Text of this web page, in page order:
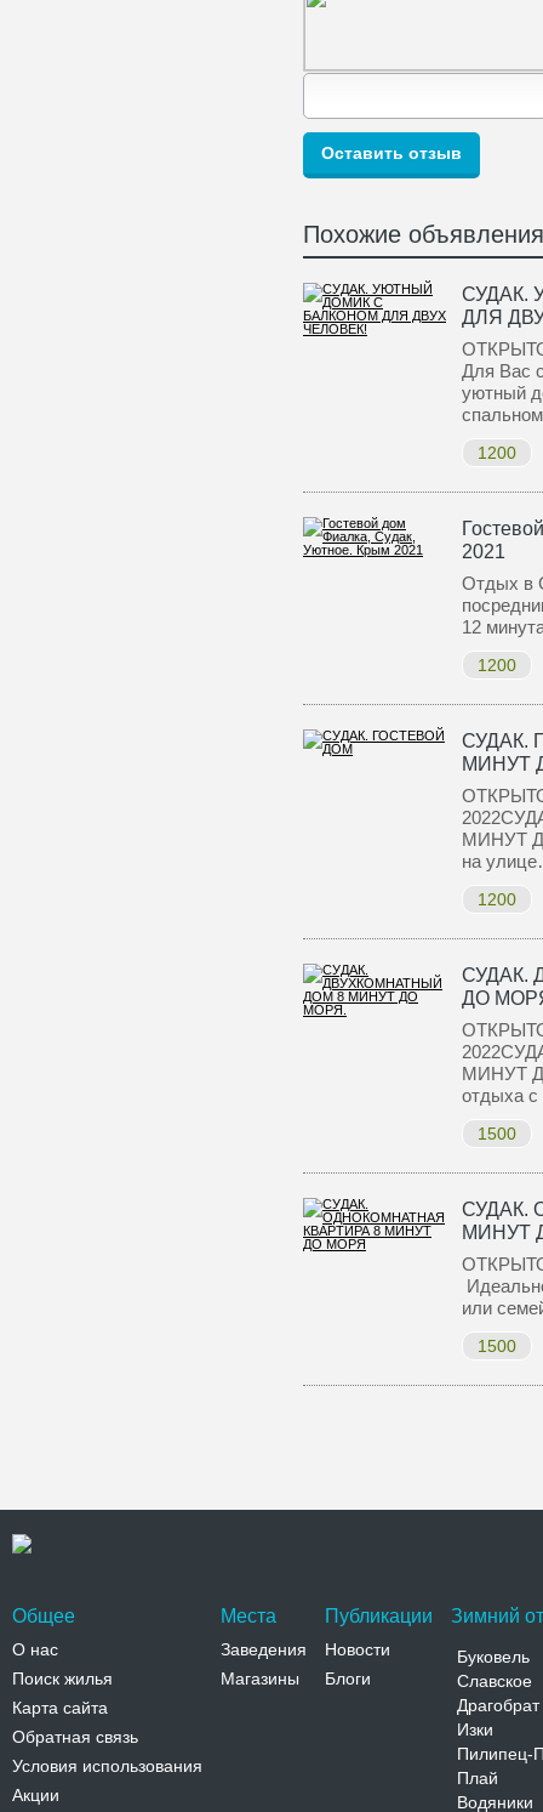
Похожие объявления
СУДАК.
ДЛЯ
Для Вас
уютный
1200
2021
Отдых в
12
1200
СУДАК.
МИНУТ
МИНУТ
на
1200
СУДАК.
ДО
МИНУТ
отдыха
1500
СУДАК.
МИНУТ
или
1500
Общее
О нас
Поиск жилья
Карта сайта
Обратная связь
Условия использования
Акции
Места
Заведения
Магазины
Публикации
Новости
Блоги
Зимний
Буковель
Славское
Драгобрат
Изки
Пилипец-
Плай
Водяники